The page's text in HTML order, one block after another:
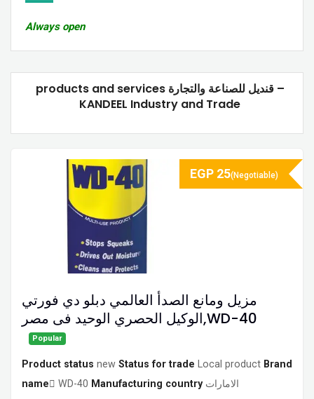
Always open
products and services قنديل للصناعة والتجارة –
KANDEEL Industry and Trade
مزيل ومانع الصدأ العالمي دبلو دي فورتي
الوكيل الحصري الوحيد فى مصر,WD-40
Popular
Product status new Status for trade Local product Brand
name
ًWD-40 Manufacturing country الامارات
EGP 25(Negotiable)